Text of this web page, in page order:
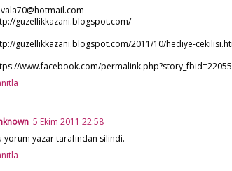
guzellikkazani.blogspot.com/
guzellikkazani.blogspot.com/2011/10/hediye-
www.facebook.com/
5 Ekim 2011 22:58
yorum yazar tarafından silindi.